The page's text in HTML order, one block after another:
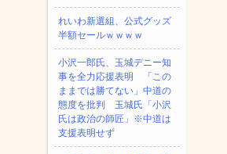
れいわ新選組、公式グッズ
半額セールｗｗｗｗ
小沢一郎氏、玉城デニー知
事を全力応援表明 「この
ままでは勝てない」中道の
態度を批判 玉城氏「小沢
氏は政治の師匠」※中道は
支援表明せず